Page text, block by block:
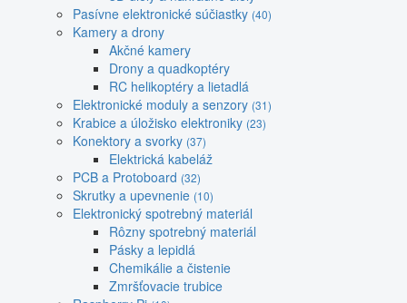
Pasívne elektronické súčiastky (40)
Kamery a drony
Akčné kamery
Drony a quadkoptéry
RC helikoptéry a lietadlá
Elektronické moduly a senzory (31)
Krabice a úložisko elektroniky (23)
Konektory a svorky (37)
Elektrická kabeláž
PCB a Protoboard (32)
Skrutky a upevnenie (10)
Elektronický spotrebný materiál
Rôzny spotrebný materiál
Pásky a lepidlá
Chemikálie a čistenie
Zmršťovacie trubice